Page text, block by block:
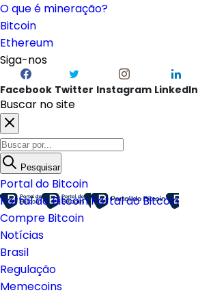
O que é mineração?
Bitcoin
Ethereum
Siga-nos
Facebook Twitter Instagram LinkedIn
Buscar no site
Pesquisar
Portal do Bitcoin
Portal do BitcoinPortal do Bitcoin
Compre Bitcoin
Notícias
Brasil
Regulação
Memecoins